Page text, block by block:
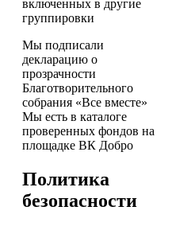
включенных в другие
группировки
Мы подписали
декларацию о
прозрачности
Благотворительного
собрания «Все вместе»
Мы есть в каталоге
проверенных фондов на
площадке ВК Добро
Политика
безопасности